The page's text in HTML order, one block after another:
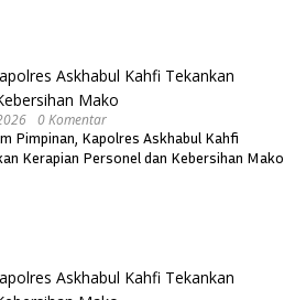
0 Komentar
Pimpinan, Kapolres Askhabul Kahfi
Kerapian Personel dan Kebersihan Mako